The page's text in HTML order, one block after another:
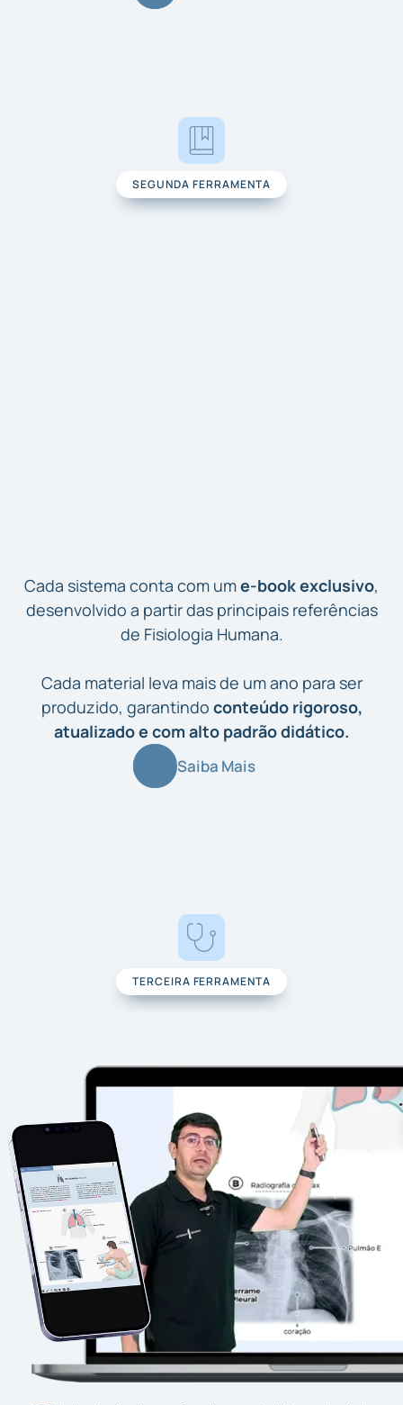
SEGUNDA FERRAMENTA
Cada sistema conta com ume-book exclusivo,
desenvolvido a partir das principais referências
de Fisiologia Humana.
Cada material leva mais de um ano para ser
produzido, garantindo conteúdo rigoroso,
atualizado e com alto padrão didático.
Saiba Mais
TERCEIRA FERRAMENTA